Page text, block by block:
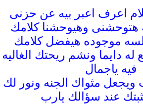
اعرف اعبر بيه عن حزنى
هتوحشنى وهيوحشنا كلامك
موجوده هيفضل كلامك
دايما ونشم ريحتك الغاليه
فيه ياجمال
ويجعل مثواك الجنه ونور لك
عند سؤالك يارب